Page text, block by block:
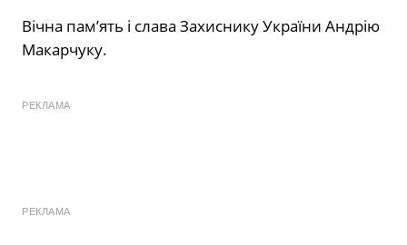
Вічна пам’ять і слава Захиснику України Андрію
Макарчуку.
РЕКЛАМА
РЕКЛАМА